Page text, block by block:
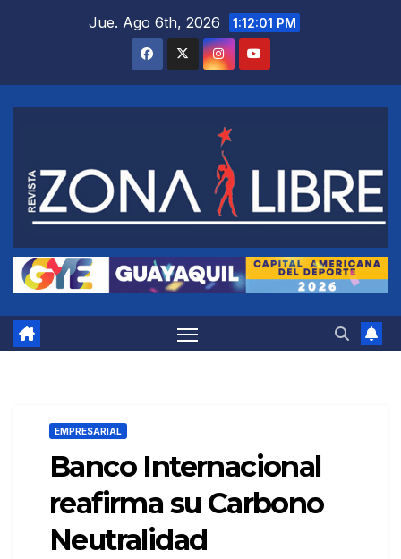
Jue. Ago 6th, 2026 1:12:02 PM
EMPRESARIAL
Banco Internacional
reafirma su Carbono
Neutralidad